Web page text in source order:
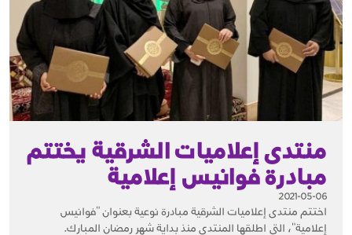
منتدى إعلاميات الشرقية يختتم
مبادرة فوانيس إعلامية
2021-05-06
اختتم منتدى إعلاميات الشرقية مبادرة نوعية بعنوان "فوانيس
إعلامية"، التي اطلقها المنتدى منذ بداية شهر رمضان المبارك.